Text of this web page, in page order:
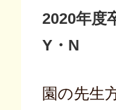
2020年度
Y・N
園の先生